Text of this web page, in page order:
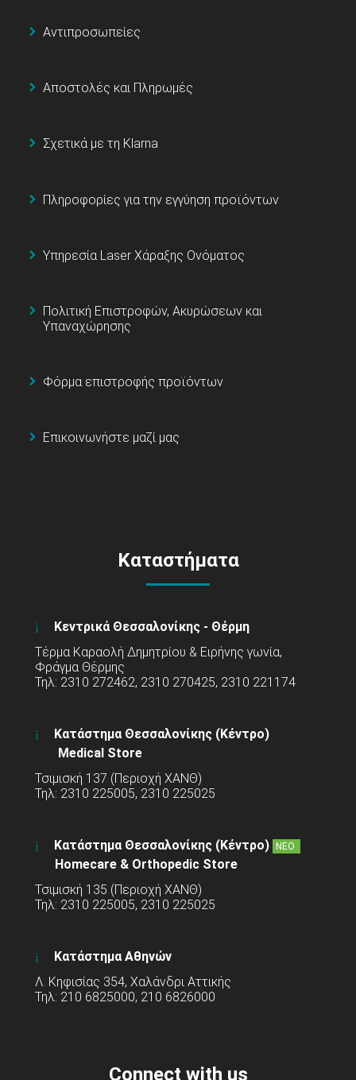
Αντιπροσωπείες
Αποστολές και Πληρωμές
Σχετικά με τη Klarna
Πληροφορίες για την εγγύηση προϊόντων
Υπηρεσία Laser Χάραξης Ονόματος
Πολιτική Επιστροφών, Ακυρώσεων και
Υπαναχώρησης
Φόρμα επιστροφής προϊόντων
Επικοινωνήστε μαζί μας
Καταστήματα
Κεντρικά Θεσσαλονίκης - Θέρμη
Τέρμα Καραολή Δημητρίου & Ειρήνης γωνία,
Φράγμα Θέρμης
Τηλ: 2310 272462, 2310 270425, 2310 221174
Κατάστημα Θεσσαλονίκης (Κέντρο)
Medical Store
Τσιμισκή 137 (Περιοχή ΧΑΝΘ)
Τηλ: 2310 225005, 2310 225025
Κατάστημα Θεσσαλονίκης (Κέντρο) ΝΕΟ
Homecare & Orthopedic Store
Τσιμισκή 135 (Περιοχή ΧΑΝΘ)
Τηλ: 2310 225005, 2310 225025
Κατάστημα Αθηνών
Λ. Κηφισίας 354, Χαλάνδρι Αττικής
Τηλ: 210 6825000, 210 6826000
Connect with us